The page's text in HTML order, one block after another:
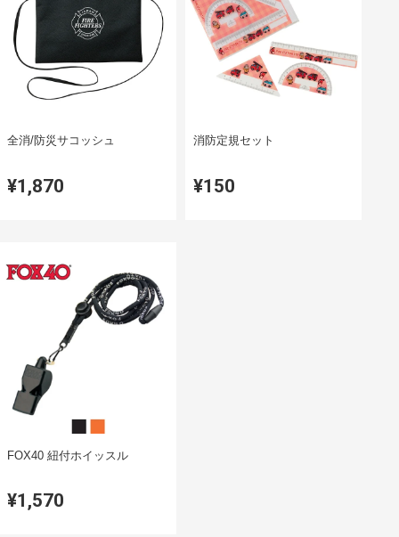
全消/防災サコッシュ
¥1,870
消防定規セット
¥150
FOX40 紐付ホイッスル
¥1,570